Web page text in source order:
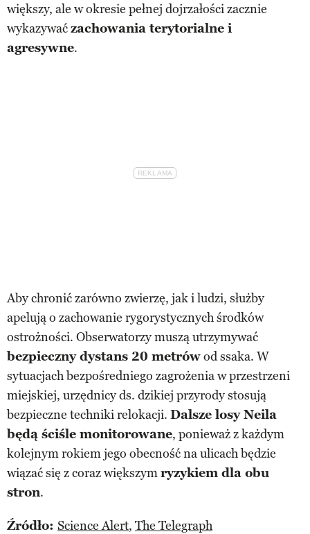
większy, ale w okresie pełnej dojrzałości zacznie
wykazywaćzachowania terytorialne i
agresywne.
Aby chronić zarówno zwierzę, jak i ludzi, służby
apelują o zachowanie rygorystycznych środków
ostrożności. Obserwatorzy muszą utrzymywać
bezpieczny dystans 20 metrówod ssaka. W
sytuacjach bezpośredniego zagrożenia w przestrzeni
miejskiej, urzędnicy ds. dzikiej przyrody stosują
bezpieczne techniki relokacji. Dalsze losy Neila
będą ściśle monitorowane, ponieważ z każdym
kolejnym rokiem jego obecność na ulicach będzie
wiązać się z coraz większymryzykiem dla obu
stron.
Źródło: Science Alert, The Telegraph